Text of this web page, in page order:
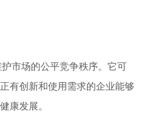
市场的公平竞争秩序。它可
有创新和使用需求的企业能够
康发展。